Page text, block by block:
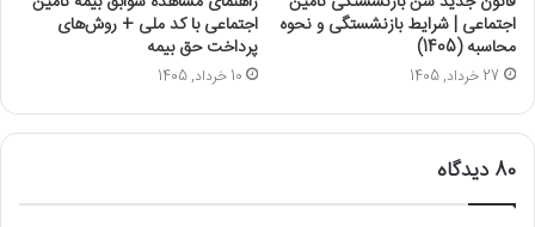
اجتماعی | شرایط بازنشستگی و نحوه
محاسبه (1405)
27 خرداد, 1405
اجتماعی با کد ملی + روش‌های
پرداخت حق بیمه
10 خرداد, 1405
80 دیدگاه